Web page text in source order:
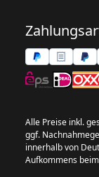
Alle Preise inkl.
ggf.
innerhalb von
Aufkommens